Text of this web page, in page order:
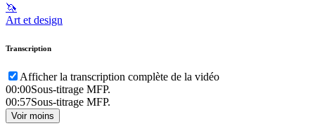
🦄
Art et design
Transcription
Afficher la transcription complète de la vidéo
00:00Sous-titrage MFP.
00:57Sous-titrage MFP.
Voir moins